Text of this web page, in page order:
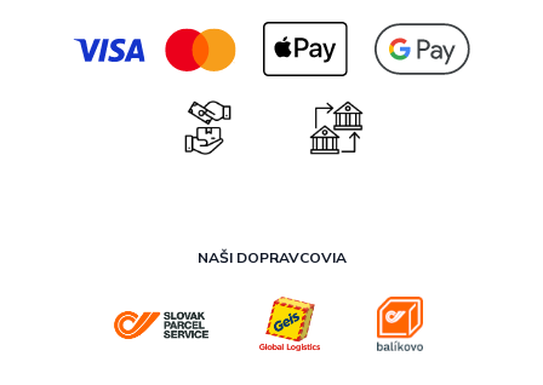
NAŠI DOPRAVCOVIA